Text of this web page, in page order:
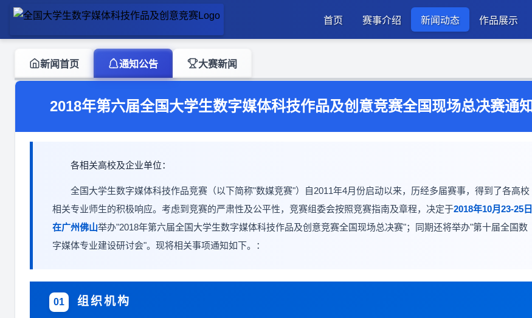
首页 赛事介绍 新闻动态 作品展示
新闻首页 通知公告 大赛新闻
2018年第六届全国大学生数字媒体科技作品及创意竞赛全国现场总决赛通知
各相关高校及企业单位：
全国大学生数字媒体科技作品竞赛（以下简称"数媒竞赛"）自2011年4月份启动以来，历经多届赛事，得到了各高校
相关专业师生的积极响应。考虑到竞赛的严肃性及公平性，竞赛组委会按照竞赛指南及章程，决定于2018年10月23-25日
在广州佛山举办"2018年第六届全国大学生数字媒体科技作品及创意竞赛全国现场总决赛"；同期还将举办"第十届全国数
字媒体专业建设研讨会"。现将相关事项通知如下。：
01 组织机构